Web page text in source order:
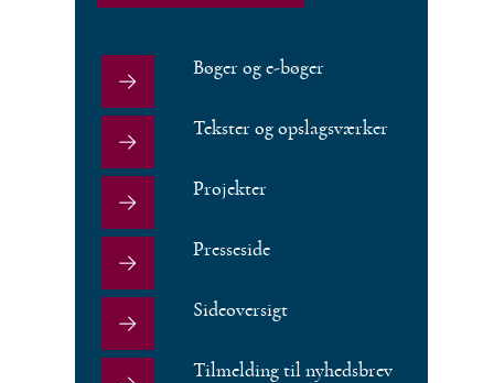
Bøger og e-bøger
Tekster og opslagsværker
Projekter
Presseside
Sideoversigt
Tilmelding til nyhedsbrev